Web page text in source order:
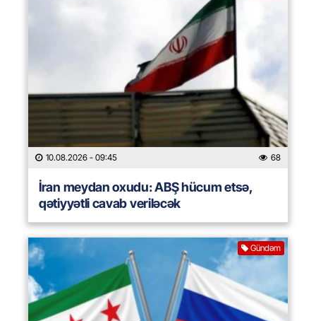
10.08.2026 - 09:45 68
İran meydan oxudu: ABŞ hücum etsə,
qətiyyətli cavab veriləcək
Gündəm